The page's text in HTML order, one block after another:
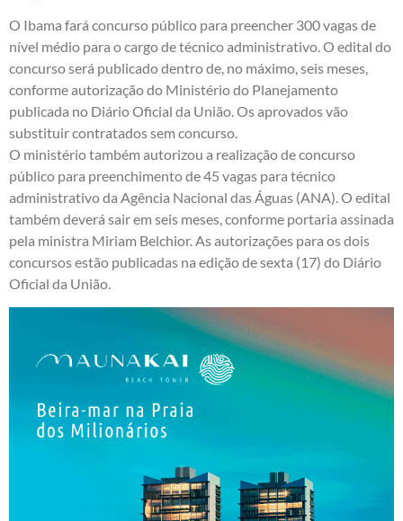
O Ibama fará concurso público para preencher 300 vagas de
nível médio para o cargo de técnico administrativo. O edital do
concurso será publicado dentro de, no máximo, seis meses,
conforme autorização do Ministério do Planejamento
publicada no Diário Oficial da União. Os aprovados vão
substituir contratados sem concurso.
O ministério também autorizou a realização de concurso
público para preenchimento de 45 vagas para técnico
administrativo da Agência Nacional das Águas (ANA). O edital
também deverá sair em seis meses, conforme portaria assinada
pela ministra Miriam Belchior. As autorizações para os dois
concursos estão publicadas na edição de sexta (17) do Diário
Oficial da União.